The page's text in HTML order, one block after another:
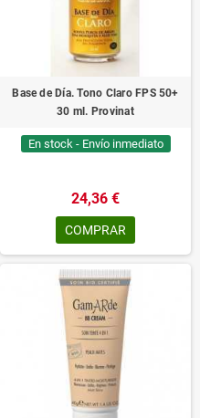
Base de Día. Tono Claro FPS 50+
30 ml. Provinat
En stock - Envío inmediato
24,36 €
COMPRAR